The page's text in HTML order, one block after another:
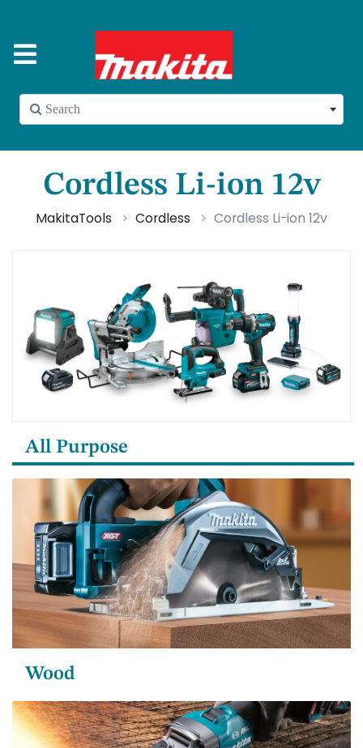
 Search
Cordless Li-ion 12v
MakitaTools Cordless Cordless Li-ion 12v
All Purpose
Wood